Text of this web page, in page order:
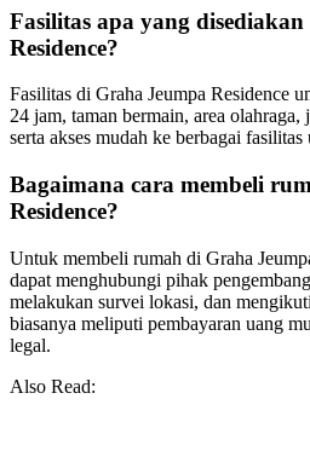
Fasilitas apa yang
Residence?
Fasilitas di Graha Jeumpa Residence
24 jam, taman bermain, area
serta akses mudah ke berbagai fasilitas
Bagaimana cara membeli
Residence?
Untuk membeli rumah di Graha
dapat menghubungi pihak
melakukan survei lokasi, dan
biasanya meliputi pembayaran uang
legal.
Also Read: